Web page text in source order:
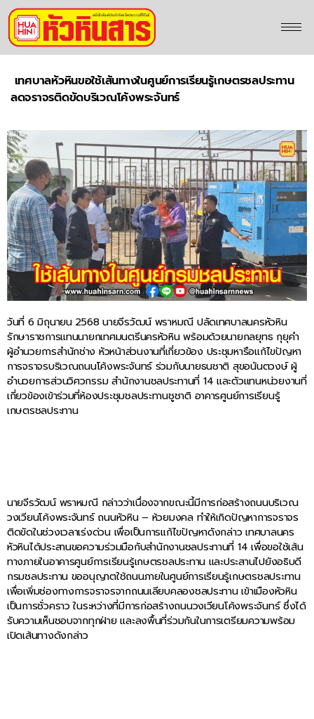
เทศบาลหัวหินขอใช้เส้นทางในศูนย์การเรียนรู้เกษตรชลประทาน
ลดจราจรติดขัดบริเวณโค้งพระจันทร์
วันที่ 6 มิถุนายน 2568 นายจีรวัฒน์ พราหมณี ปลัดเทศบาลนครหัวหิน
รักษาราชการแทนนายกเทศมนตรีนครหัวหิน พร้อมด้วยนายกลยุทธ กุยุคำ
ผู้อำนวยการสำนักช่าง หัวหน้าส่วนงานที่เกี่ยวข้อง ประชุมหารือแก้ไขปัญหา
การจราจรบริเวณถนนโค้งพระจันทร์ ร่วมกับนายธนชาติ สุขอนันตวงษ์ ผู้
อำนวยการส่วนวิศวกรรม สำนักงานชลประทานที่ 14 และตัวแทนหน่วยงานที่
เกี่ยวข้องเข้าร่วมที่ห้องประชุมชลประทานชูชาติ อาคารศูนย์การเรียนรู้
เกษตรชลประทาน
นายจีรวัฒน์ พราหมณี กล่าวว่าเนื่องจากขณะนี้มีการก่อสร้างถนนบริเวณ
วงเวียนโค้งพระจันทร์ ถนนหัวหิน – ห้วยมงคล ทำให้เกิดปัญหาการจราจร
ติดขัดในช่วงเวลาเร่งด่วน เพื่อเป็นการแก้ไขปัญหาดังกล่าว เทศบาลนคร
หัวหินได้ประสานขอความร่วมมือกับสำนักงานชลประทานที่ 14 เพื่อขอใช้เส้น
ทางภายในอาคารศูนย์การเรียนรู้เกษตรชลประทาน และประสานไปยังอธิบดี
กรมชลประทาน ขออนุญาตใช้ถนนภายในศูนย์การเรียนรู้เกษตรชลประทาน
เพื่อเพิ่มช่องทางการจราจรจากถนนเลียบคลองชลประทาน เข้าเมืองหัวหิน
เป็นการชั่วคราว ในระหว่างที่มีการก่อสร้างถนนวงเวียนโค้งพระจันทร์ ซึ่งได้
รับความเห็นชอบจากทุกฝ่าย และลงพื้นที่ร่วมกันในการเตรียมความพร้อม
เปิดเส้นทางดังกล่าว